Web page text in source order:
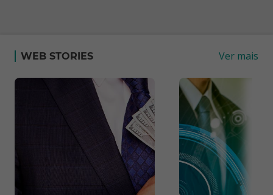
WEB STORIES Ver mais